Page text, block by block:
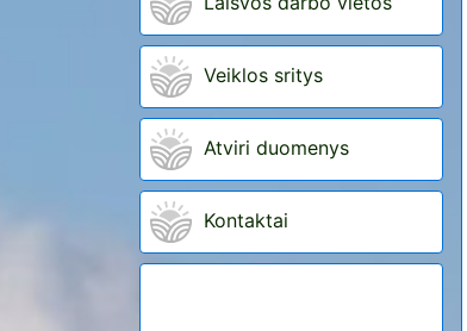
Veiklos sritys
Atviri duomenys
Kontaktai